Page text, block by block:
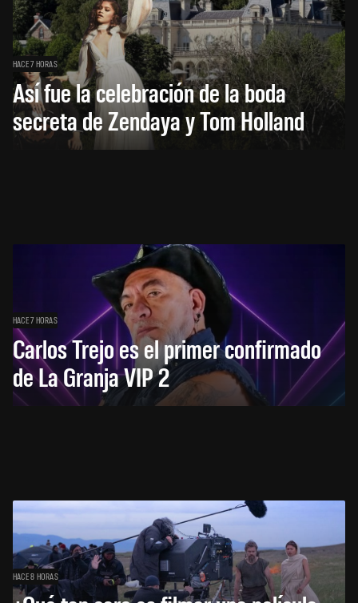
HACE 7 HORAS
Así fue la celebración de la boda
secreta de Zendaya y Tom Holland
HACE 7 HORAS
Carlos Trejo es el primer confirmado
de La Granja VIP 2
HACE 8 HORAS